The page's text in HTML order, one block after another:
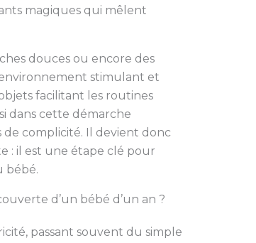
magiques qui mêlent
douces ou encore des
stimulant et
facilitant les routines
dans cette démarche
complicité. Il devient donc
: il est une étape clé pour
bébé.
d’un bébé d’un an ?
passant souvent du simple